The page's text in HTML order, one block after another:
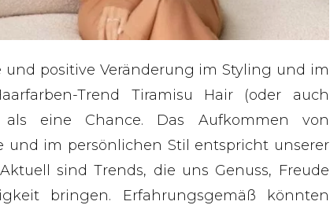
positive Veränderung im Styling und im
Trend Tiramisu Hair (oder auch
als eine Chance. Das Aufkommen von
und im persönlichen Stil entspricht unserer
sind Trends, die uns Genuss, Freude
bringen. Erfahrungsgemäß könnten